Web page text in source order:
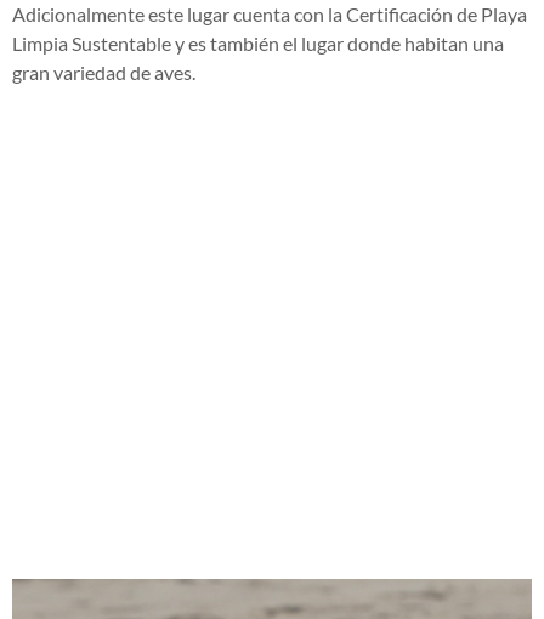
Adicionalmente este lugar cuenta con la Certificación de Playa
Limpia Sustentable y es también el lugar donde habitan una
gran variedad de aves.